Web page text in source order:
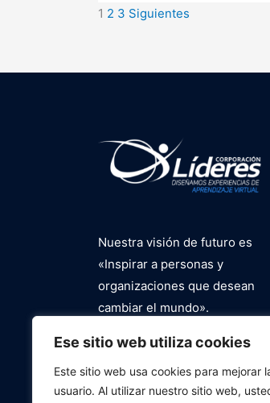
Ese sitio web utiliza cookies
Este sitio web usa cookies para mejorar
usuario. Al utilizar nuestro sitio web,
1 2 3 Siguientes
Nuestra visión de futuro es
«Inspirar a personas y
organizaciones que desean
cambiar el mundo».